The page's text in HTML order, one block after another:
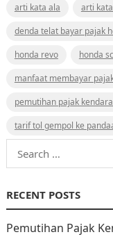
arti kata ala
arti
denda telat bayar pajak
honda revo
honda
manfaat membayar
pemutihan pajak
tarif tol gempol ke
Search
for:
RECENT POSTS
Pemutihan Pajak